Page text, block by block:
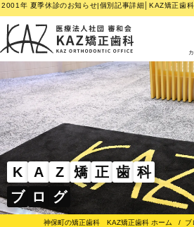
2001年 夏季休診のお知らせ|個別記事詳細│KAZ矯正歯
K A Z 矯 正 歯 科
ブ ロ グ
神保町の矯正歯科 KAZ矯正歯科 ホーム ブ
医院案内
矯正歯科治療のご案内
矯正装置のご紹介
その他